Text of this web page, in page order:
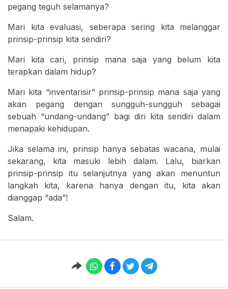
pegang teguh selamanya?
Mari kita evaluasi, seberapa sering kita melanggar
prinsip-prinsip kita sendiri?
Mari kita cari, prinsip mana saja yang belum kita
terapkan dalam hidup?
Mari kita “inventarisir” prinsip-prinsip mana saja yang
akan pegang dengan sungguh-sungguh sebagai
sebuah “undang-undang” bagi diri kita sendiri dalam
menapaki kehidupan.
Jika selama ini, prinsip hanya sebatas wacana, mulai
sekarang, kita masuki lebih dalam. Lalu, biarkan
prinsip-prinsip itu selanjutnya yang akan menuntun
langkah kita, karena hanya dengan itu, kita akan
dianggap “ada”!
Salam.